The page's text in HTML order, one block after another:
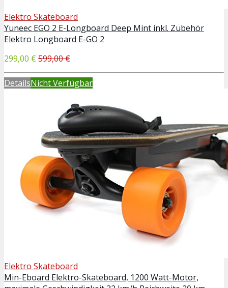
Elektro Skateboard
Yuneec EGO 2 E-Longboard Deep Mint inkl. Zubehör
Elektro Longboard E-GO 2
299,00 € 599,00 €
DetailsNicht Verfügbar
Elektro Skateboard
Min-Eboard Elektro-Skateboard, 1200 Watt-Motor,